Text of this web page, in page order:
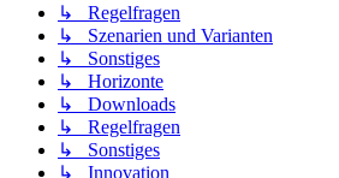
↳ Regelfragen
↳ Szenarien und Varianten
↳ Sonstiges
↳ Horizonte
↳ Downloads
↳ Regelfragen
↳ Sonstiges
↳ Innovation